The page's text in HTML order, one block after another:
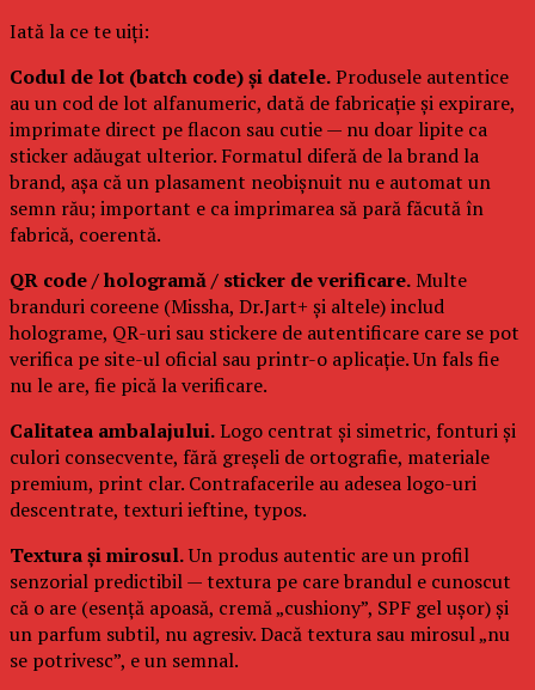
Iată la ce te uiți:
Codul de lot (batch code) și datele.Produsele autentice
au un cod de lot alfanumeric, dată de fabricație și expirare,
imprimate direct pe flacon sau cutie — nu doar lipite ca
sticker adăugat ulterior. Formatul diferă de la brand la
brand, așa că un plasament neobișnuit nu e automat un
semn rău; important e ca imprimarea să pară făcută în
fabrică, coerentă.
QR code / hologramă / sticker de verificare.Multe
branduri coreene (Missha, Dr.Jart+ și altele) includ
holograme, QR-uri sau stickere de autentificare care se pot
verifica pe site-ul oficial sau printr-o aplicație. Un fals fie
nu le are, fie pică la verificare.
Calitatea ambalajului.Logo centrat și simetric, fonturi și
culori consecvente, fără greșeli de ortografie, materiale
premium, print clar. Contrafacerile au adesea logo-uri
descentrate, texturi ieftine, typos.
Textura și mirosul.Un produs autentic are un profil
senzorial predictibil — textura pe care brandul e cunoscut
că o are (esență apoasă, cremă „cushiony”, SPF gel ușor) și
un parfum subtil, nu agresiv. Dacă textura sau mirosul „nu
se potrivesc”, e un semnal.